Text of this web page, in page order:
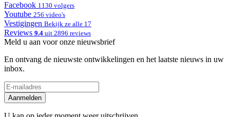
Facebook 1130 volgers
Youtube 256 video's
Vestigingen Bekijk ze alle 17
Reviews 9.4 uit 2896 reviews
Meld u aan voor onze nieuwsbrief
En ontvang de nieuwste ontwikkelingen en het laatste nieuws in uw
inbox.
Aanmelden